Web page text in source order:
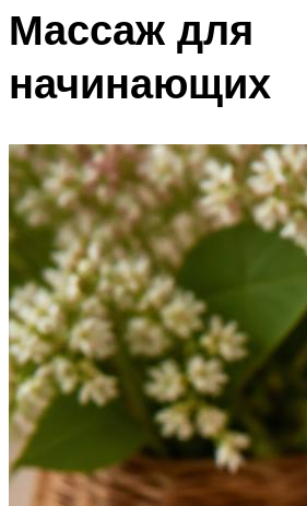
Массаж для
начинающих